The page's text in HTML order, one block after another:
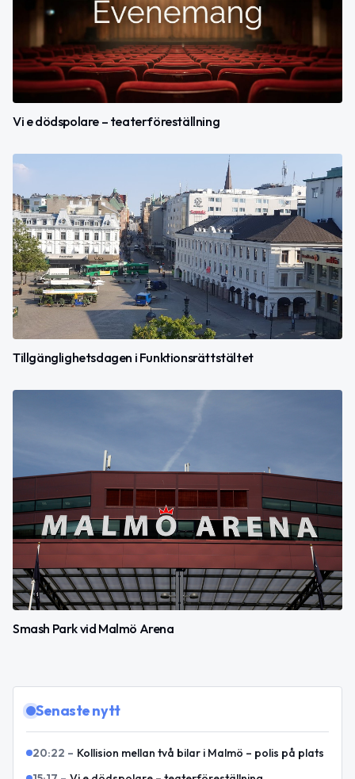
Vi e dödspolare – teaterföreställning
Tillgänglighetsdagen i Funktionsrättstältet
Smash Park vid Malmö Arena
Senaste nytt
20:22 – Kollision mellan två bilar i Malmö – polis på plats